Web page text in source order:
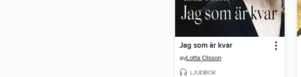
Jag som är kvar
avLotta Olsson
LJUDBOK